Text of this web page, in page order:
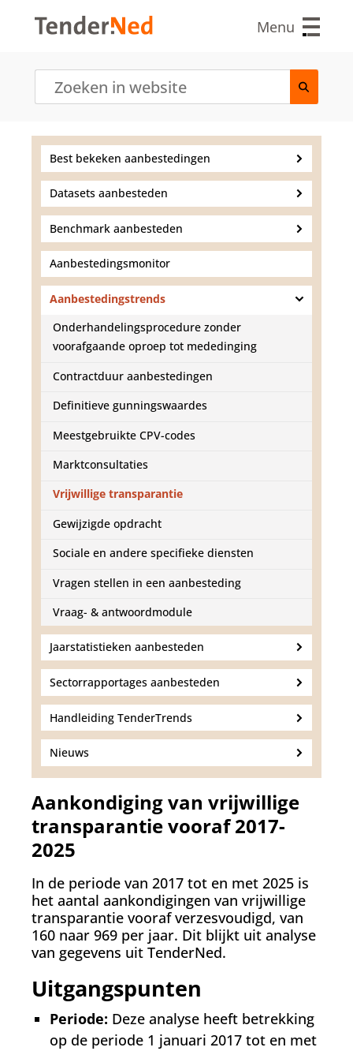
Menu
Best bekeken aanbestedingen
Datasets aanbesteden
Benchmark aanbesteden
Aanbestedingsmonitor
Aanbestedingstrends
Onderhandelingsprocedure zonder
voorafgaande oproep tot mededinging
Contractduur aanbestedingen
Definitieve gunningswaardes
Meestgebruikte CPV-codes
Marktconsultaties
Vrijwillige transparantie
Gewijzigde opdracht
Sociale en andere specifieke diensten
Vragen stellen in een aanbesteding
Vraag- & antwoordmodule
Jaarstatistieken aanbesteden
Sectorrapportages aanbesteden
Handleiding TenderTrends
Nieuws
Aankondiging van vrijwillige
transparantie vooraf 2017-
2025
In de periode van 2017 tot en met 2025 is
het aantal aankondigingen van vrijwillige
transparantie vooraf verzesvoudigd, van
160 naar 969 per jaar. Dit blijkt uit analyse
van gegevens uit TenderNed.
Uitgangspunten
Periode: Deze analyse heeft betrekking
op de periode 1 januari 2017 tot en met